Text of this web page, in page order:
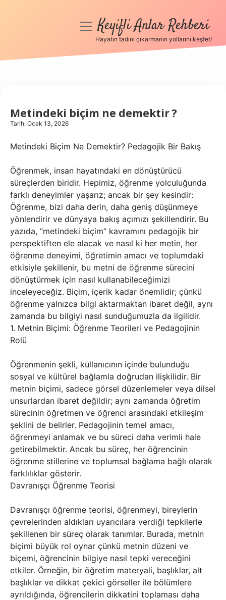
Anasayfa
Hakkımızda
menüyüKeyifli Anlar Rehberi
Hayatın tadını çıkarmanın yollarını keşfet!
Metindeki biçim ne demektir ?
Tarih: Ocak 13, 2026
Metindeki Biçim Ne Demektir? Pedagojik Bir Bakış
Öğrenmek, insan hayatındaki en dönüştürücü
süreçlerden biridir. Hepimiz, öğrenme yolculuğunda
farklı deneyimler yaşarız; ancak bir şey kesindir:
Öğrenme, bizi daha derin, daha geniş düşünmeye
yönlendirir ve dünyaya bakış açımızı şekillendirir. Bu
yazıda, “metindeki biçim” kavramını pedagojik bir
perspektiften ele alacak ve nasıl ki her metin, her
öğrenme deneyimi, öğretimin amacı ve toplumdaki
etkisiyle şekillenir, bu metni de öğrenme sürecini
dönüştürmek için nasıl kullanabileceğimizi
inceleyeceğiz. Biçim, içerik kadar önemlidir; çünkü
öğrenme yalnızca bilgi aktarmaktan ibaret değil, aynı
zamanda bu bilgiyi nasıl sunduğumuzla da ilgilidir.
1. Metnin Biçimi: Öğrenme Teorileri ve Pedagojinin
Rolü
Öğrenmenin şekli, kullanıcının içinde bulunduğu
sosyal ve kültürel bağlamla doğrudan ilişkilidir. Bir
metnin biçimi, sadece görsel düzenlemeler veya dilsel
unsurlardan ibaret değildir; aynı zamanda öğretim
sürecinin öğretmen ve öğrenci arasındaki etkileşim
şeklini de belirler. Pedagojinin temel amacı,
öğrenmeyi anlamak ve bu süreci daha verimli hale
getirebilmektir. Ancak bu süreç, her öğrencinin
öğrenme stillerine ve toplumsal bağlama bağlı olarak
farklılıklar gösterir.
Davranışçı Öğrenme Teorisi
Davranışçı öğrenme teorisi, öğrenmeyi, bireylerin
çevrelerinden aldıkları uyarıcılara verdiği tepkilerle
şekillenen bir süreç olarak tanımlar. Burada, metnin
biçimi büyük rol oynar çünkü metnin düzeni ve
biçemi, öğrencinin bilgiye nasıl tepki vereceğini
etkiler. Örneğin, bir öğretim materyali, başlıklar, alt
başlıklar ve dikkat çekici görseller ile bölümlere
ayrıldığında, öğrencilerin dikkatini toplaması daha